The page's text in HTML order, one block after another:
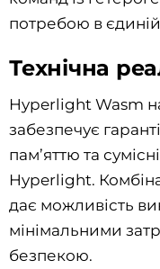
потребою в
Технічна
Hyperlight Wasm
забезпечує
пам’яттю та
Hyperlight.
дає можливість
мінімальними
безпекою.